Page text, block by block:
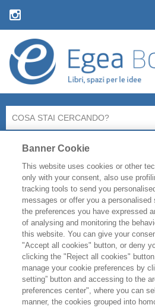
La libreria Egea resteràchiusa
19 agostocompresi.
Per i titoli disponibili, l'evasione
fino a venerdì 31 luglio, mentre
durante il periodo di chiusura
giovedì 20 agosto.
A coloro che effettueranno ordini
Banner Cookie
This website uses cookies or other
only with your consent, also use
tracking tools to send you
messages or offer you a personalised
the preferences you have expressed
of analysing and monitoring the
this website. You can give your
"Accept all cookies" button, or deny
clicking the "Reject all cookies"
manage your cookie preferences by
setting” button and accessing to the
preferences center", where you can
manner, the cookies grouped into